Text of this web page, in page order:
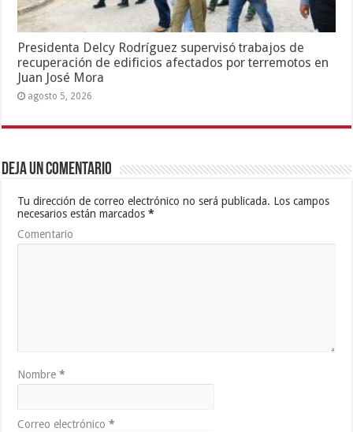
Presidenta Delcy Rodríguez supervisó trabajos de
recuperación de edificios afectados por terremotos en
Juan José Mora
agosto 5, 2026
Deja un comentario
Tu dirección de correo electrónico no será publicada. Los campos
necesarios están marcados*
Comentario
Nombre*
Correo electrónico*